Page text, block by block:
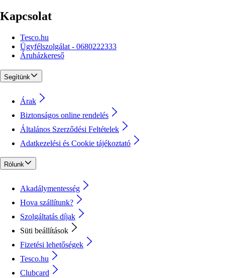
Kapcsolat
Tesco.hu
Ügyfélszolgálat - 0680222333
Áruházkereső
Segítünk
Árak
Biztonságos online rendelés
Általános Szerződési Feltételek
Adatkezelési és Cookie tájékoztató
Rólunk
Akadálymentesség
Hova szállítunk?
Szolgáltatás díjak
Süti beállítások
Fizetési lehetőségek
Tesco.hu
Clubcard